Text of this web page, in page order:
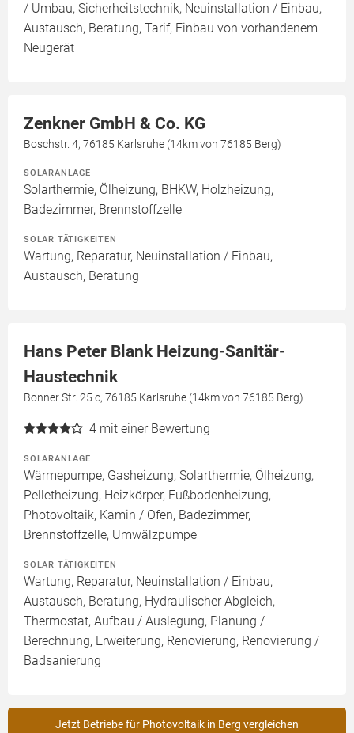
/ Umbau, Sicherheitstechnik, Neuinstallation / Einbau,
Austausch, Beratung, Tarif, Einbau von vorhandenem
Neugerät
Zenkner GmbH & Co. KG
Boschstr. 4, 76185 Karlsruhe (14km von 76185 Berg)
SOLARANLAGE
Solarthermie, Ölheizung, BHKW, Holzheizung,
Badezimmer, Brennstoffzelle
SOLAR TÄTIGKEITEN
Wartung, Reparatur, Neuinstallation / Einbau,
Austausch, Beratung
Hans Peter Blank Heizung-Sanitär-
Haustechnik
Bonner Str. 25 c, 76185 Karlsruhe (14km von 76185 Berg)
4 mit einer Bewertung
SOLARANLAGE
Wärmepumpe, Gasheizung, Solarthermie, Ölheizung,
Pelletheizung, Heizkörper, Fußbodenheizung,
Photovoltaik, Kamin / Ofen, Badezimmer,
Brennstoffzelle, Umwälzpumpe
SOLAR TÄTIGKEITEN
Wartung, Reparatur, Neuinstallation / Einbau,
Austausch, Beratung, Hydraulischer Abgleich,
Thermostat, Aufbau / Auslegung, Planung /
Berechnung, Erweiterung, Renovierung, Renovierung /
Badsanierung
Jetzt Betriebe für Photovoltaik in Berg vergleichen